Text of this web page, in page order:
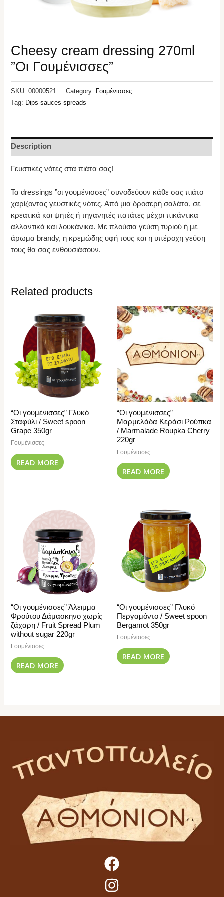
Cheesy cream dressing 270ml
”Οι Γουμένισσες”
SKU:00000521 Category: Γουμένισσες
Tag: Dips-sauces-spreads
Description
Γευστικές νότες στα πιάτα σας!
Τα dressings ”οι γουμένισσες” συνοδεύουν κάθε σας πιάτο
χαρίζοντας γευστικές νότες. Από μια δροσερή σαλάτα, σε
κρεατικά και ψητές ή τηγανητές πατάτες μέχρι πικάντικα
αλλαντικά και λουκάνικα. Με πλούσια γεύση τυριού ή με
άρωμα brandy, η κρεμώδης υφή τους και η υπέροχη γεύση
τους θα σας ενθουσιάσουν.
Related products
“Οι γουμένισσες” Γλυκό
Σταφύλι / Sweet spoon
Grape 350gr
Γουμένισσες
READ MORE
“Οι γουμένισσες”
Μαρμελάδα Κεράσι Ρούπκα
/ Marmalade Roupka Cherry
220gr
Γουμένισσες
READ MORE
“Οι γουμένισσες” Άλειμμα
Φρούτου Δάμασκηνο χωρίς
ζάχαρη / Fruit Spread Plum
without sugar 220gr
Γουμένισσες
READ MORE
“Οι γουμένισσες” Γλυκό
Περγαμόντο / Sweet spoon
Bergamot 350gr
Γουμένισσες
READ MORE